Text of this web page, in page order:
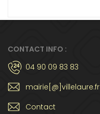
CONTACT INFO :
04 90 09 83 83
mairie[@]villelaure.fr
Contact